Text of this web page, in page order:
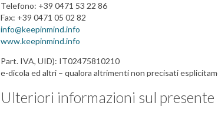
Telefono: +39 0471 53 22 86
Fax: +39 0471 05 02 82
info@keepinmind.info
www.keepinmind.info
Part. IVA, UID): IT02475810210
e-dicola ed altri – qualora altrimenti non precisati
Ulteriori informazioni sul presente